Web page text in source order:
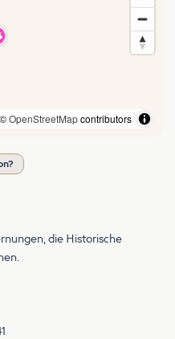
OpenStreetMapcontributors
die Historische